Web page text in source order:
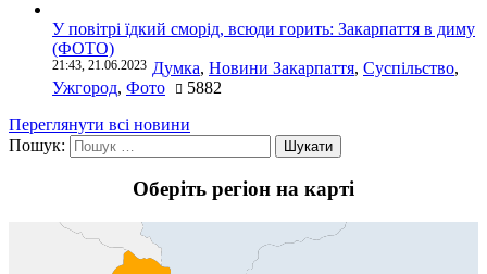
У повітрі їдкий сморід, всюди горить: Закарпаття в диму
(ФОТО)
21:43, 21.06.2023 Думка, Новини Закарпаття, Суспільство,
Ужгород, Фото
5882
Переглянути всі новини
Пошук:
Оберіть регіон на карті